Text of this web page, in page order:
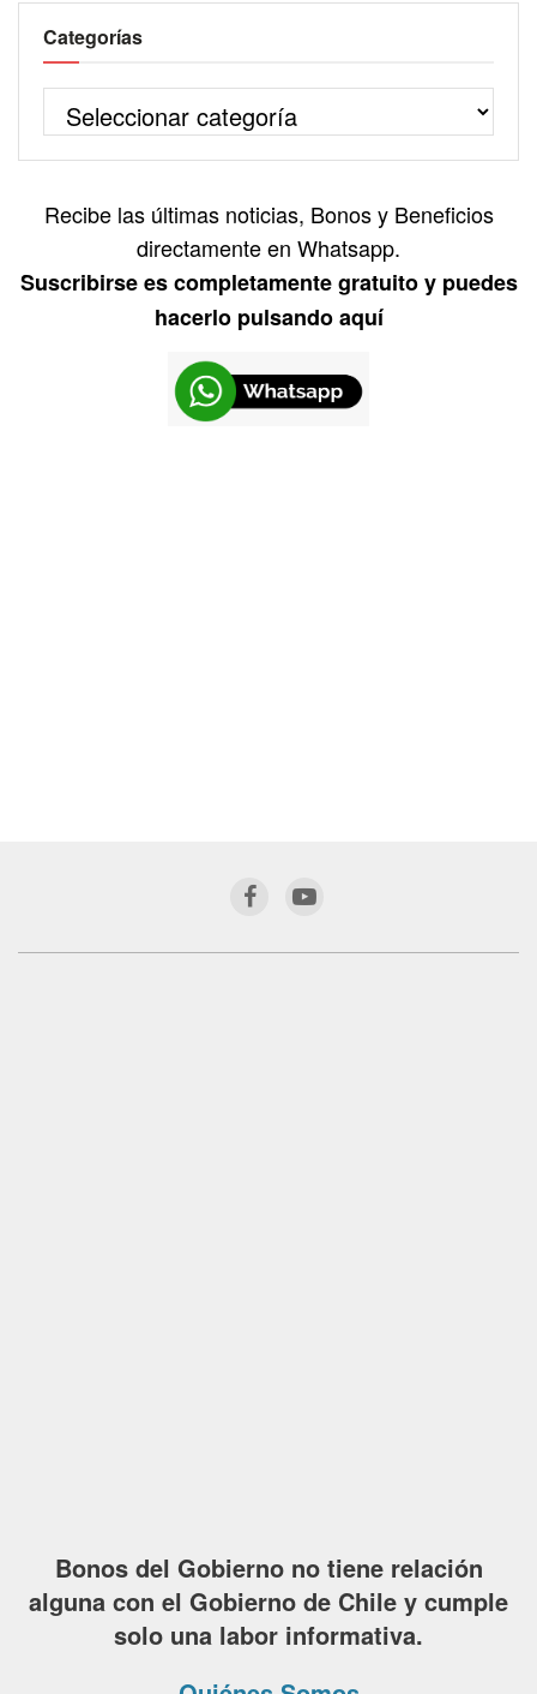
Categorías
Recibe las últimas noticias, Bonos y Beneficios
directamente en Whatsapp.
Suscribirse es completamente gratuito y puedes
hacerlo pulsando aquí
Bonos del Gobierno no tiene relación
alguna con el Gobierno de Chile y cumple
solo una labor informativa.